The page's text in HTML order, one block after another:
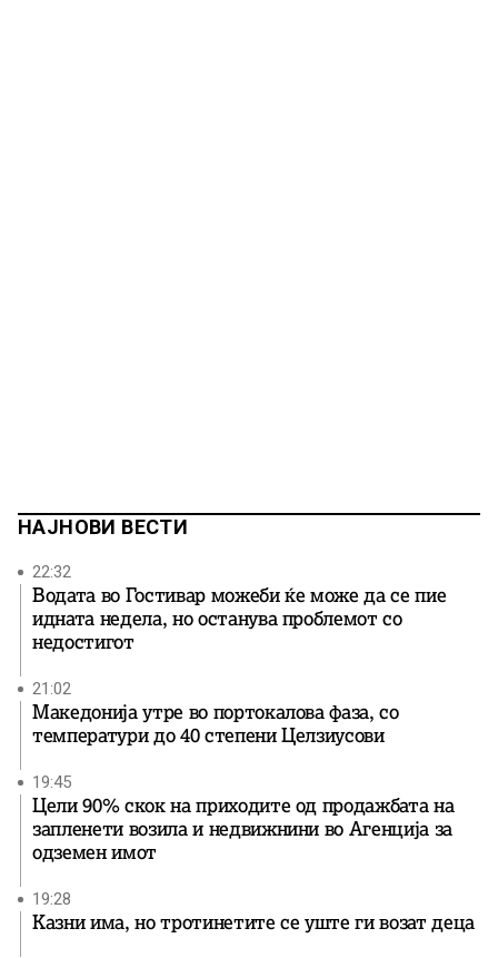
НАЈНОВИ ВЕСТИ
22:32
Водата во Гостивар можеби ќе може да се пие
идната недела, но останува проблемот со
недостигот
21:02
Македонија утре во портокалова фаза, со
температури до 40 степени Целзиусови
19:45
Цели 90% скок на приходите од продажбата на
запленети возила и недвижнини во Агенција за
одземен имот
19:28
Казни има, но тротинетите се уште ги возат деца